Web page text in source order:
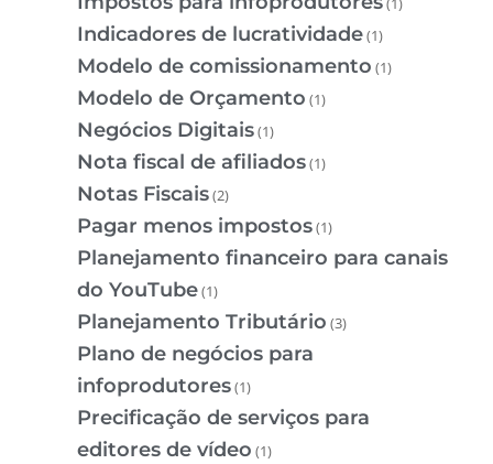
Indicadores de lucratividade(1)
Modelo de comissionamento (1)
Modelo de Orçamento (1)
Negócios Digitais(1)
Nota fiscal de afiliados(1)
Notas Fiscais(2)
Pagar menos impostos(1)
Planejamento financeiro para canais
do YouTube(1)
Planejamento Tributário (3)
Plano de negócios para
infoprodutores(1)
Precificação de serviços para
editores de vídeo (1)